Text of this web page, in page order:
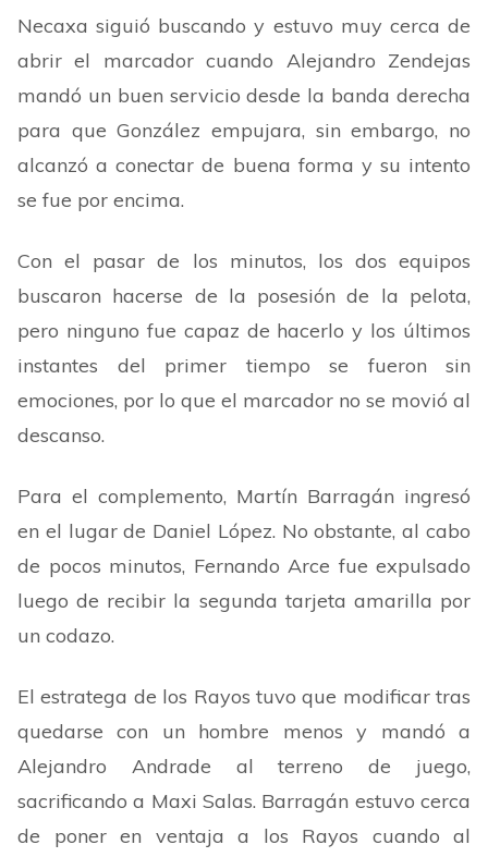
Necaxa siguió buscando y estuvo muy cerca de
abrir el marcador cuando Alejandro Zendejas
mandó un buen servicio desde la banda derecha
para que González empujara, sin embargo, no
alcanzó a conectar de buena forma y su intento
se fue por encima.
Con el pasar de los minutos, los dos equipos
buscaron hacerse de la posesión de la pelota,
pero ninguno fue capaz de hacerlo y los últimos
instantes del primer tiempo se fueron sin
emociones, por lo que el marcador no se movió al
descanso.
Para el complemento, Martín Barragán ingresó
en el lugar de Daniel López. No obstante, al cabo
de pocos minutos, Fernando Arce fue expulsado
luego de recibir la segunda tarjeta amarilla por
un codazo.
El estratega de los Rayos tuvo que modificar tras
quedarse con un hombre menos y mandó a
Alejandro Andrade al terreno de juego,
sacrificando a Maxi Salas. Barragán estuvo cerca
de poner en ventaja a los Rayos cuando al